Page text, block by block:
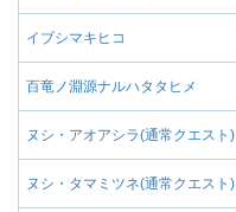
イブシマキヒコ
百竜ノ淵源ナルハタタヒメ
ヌシ・アオアシラ(通常クエスト)
ヌシ・タマミツネ(通常クエスト)